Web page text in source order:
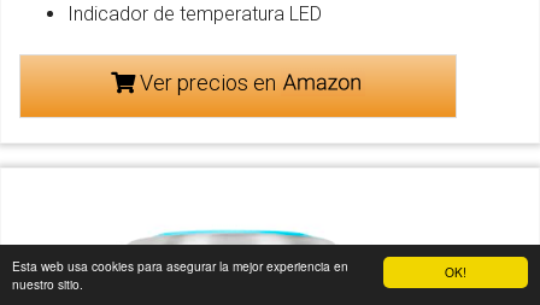
OK!
Esta web usa cookies para asegurar la mejor experiencia en
nuestro sitio.
Indicador de temperatura LED
Ver precios en